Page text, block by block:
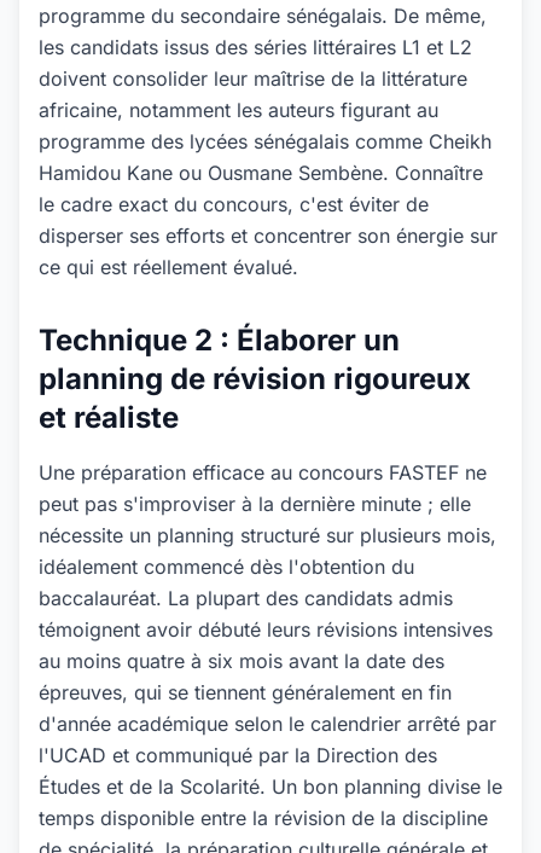
programme du secondaire sénégalais. De même,
les candidats issus des séries littéraires L1 et L2
doivent consolider leur maîtrise de la littérature
africaine, notamment les auteurs figurant au
programme des lycées sénégalais comme Cheikh
Hamidou Kane ou Ousmane Sembène. Connaître
le cadre exact du concours, c'est éviter de
disperser ses efforts et concentrer son énergie sur
ce qui est réellement évalué.
Technique 2 : Élaborer un
planning de révision rigoureux
et réaliste
Une préparation efficace au concours FASTEF ne
peut pas s'improviser à la dernière minute ; elle
nécessite un planning structuré sur plusieurs mois,
idéalement commencé dès l'obtention du
baccalauréat. La plupart des candidats admis
témoignent avoir débuté leurs révisions intensives
au moins quatre à six mois avant la date des
épreuves, qui se tiennent généralement en fin
d'année académique selon le calendrier arrêté par
l'UCAD et communiqué par la Direction des
Études et de la Scolarité. Un bon planning divise le
temps disponible entre la révision de la discipline